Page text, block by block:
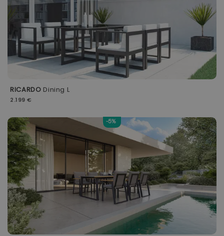
RICARDO Dining L
2.199 €
-5%